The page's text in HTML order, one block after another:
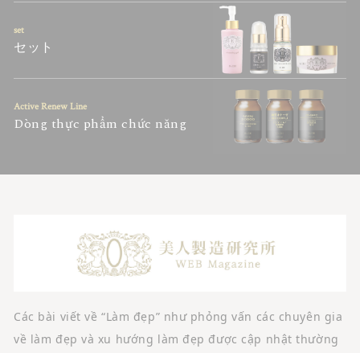
セット
set
Dòng thực phẩm chức năng
Active Renew Line
Các bài viết về “Làm đẹp” như phỏng vấn các chuyên gia
về làm đẹp và xu hướng làm đẹp được cập nhật thường